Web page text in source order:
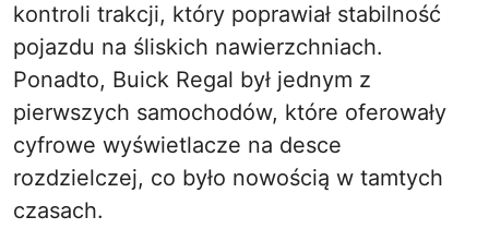
kontroli trakcji, który poprawiał stabilność
pojazdu na śliskich nawierzchniach.
Ponadto, Buick Regal był jednym z
pierwszych samochodów, które oferowały
cyfrowe wyświetlacze na desce
rozdzielczej, co było nowością w tamtych
czasach.